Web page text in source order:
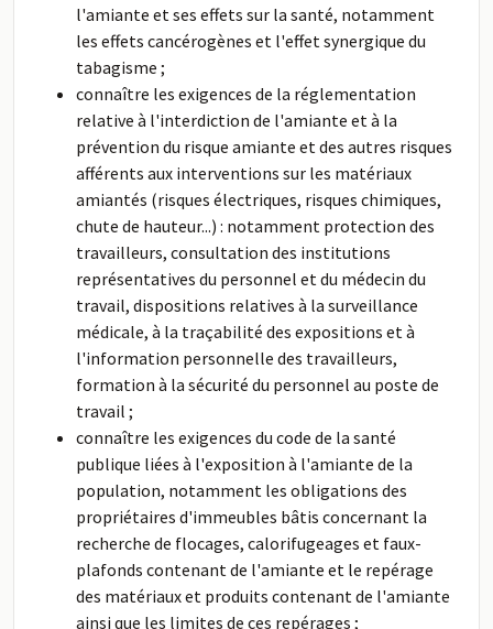
l'amiante et ses effets sur la santé, notamment
les effets cancérogènes et l'effet synergique du
tabagisme ;
connaître les exigences de la réglementation
relative à l'interdiction de l'amiante et à la
prévention du risque amiante et des autres risques
afférents aux interventions sur les matériaux
amiantés (risques électriques, risques chimiques,
chute de hauteur...) : notamment protection des
travailleurs, consultation des institutions
représentatives du personnel et du médecin du
travail, dispositions relatives à la surveillance
médicale, à la traçabilité des expositions et à
l'information personnelle des travailleurs,
formation à la sécurité du personnel au poste de
travail ;
connaître les exigences du code de la santé
publique liées à l'exposition à l'amiante de la
population, notamment les obligations des
propriétaires d'immeubles bâtis concernant la
recherche de flocages, calorifugeages et faux-
plafonds contenant de l'amiante et le repérage
des matériaux et produits contenant de l'amiante
ainsi que les limites de ces repérages ;